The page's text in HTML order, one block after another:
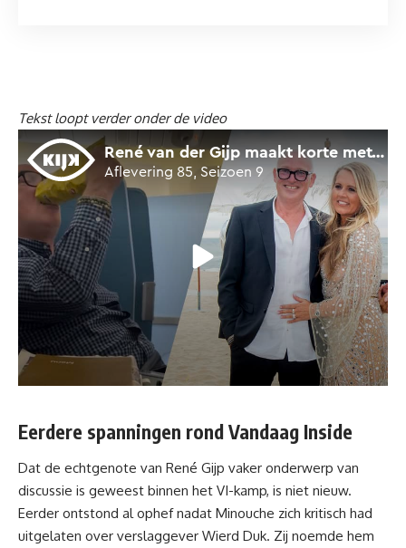
Tekst loopt verder onder de video
Eerdere spanningen rond Vandaag Inside
Dat de echtgenote van René Gijp vaker onderwerp van
discussie is geweest binnen het VI-kamp, is niet nieuw.
Eerder ontstond al ophef nadat Minouche zich kritisch had
uitgelaten over verslaggever Wierd Duk. Zij noemde hem